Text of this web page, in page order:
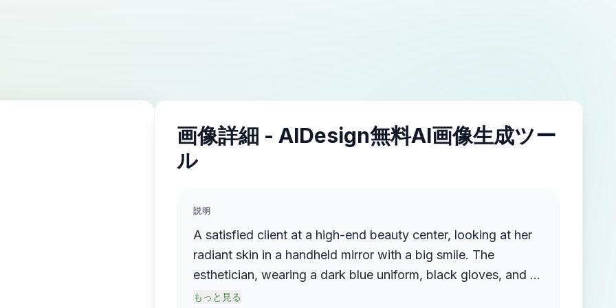
画像詳細 - AIDesign無料AI画像生成ツー
ル
説明
A satisfied client at a high-end beauty center, looking at her
radiant skin in a handheld mirror with a big smile. The
esthetician, wearing a dark blue uniform, black gloves, and a
face mask, stands beside her, attentively explaining the
もっと見る